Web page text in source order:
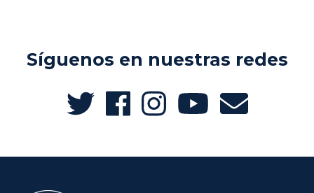
Síguenos en nuestras redes